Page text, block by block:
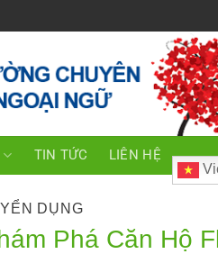
TIN TỨC LIÊN HỆ
DỤNG
Phá Căn Hộ